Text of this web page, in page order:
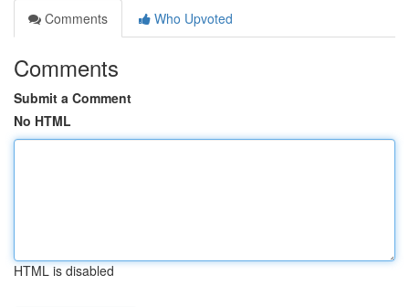
Comments
Who Upvoted
Comments
Submit a Comment
No HTML
HTML is disabled